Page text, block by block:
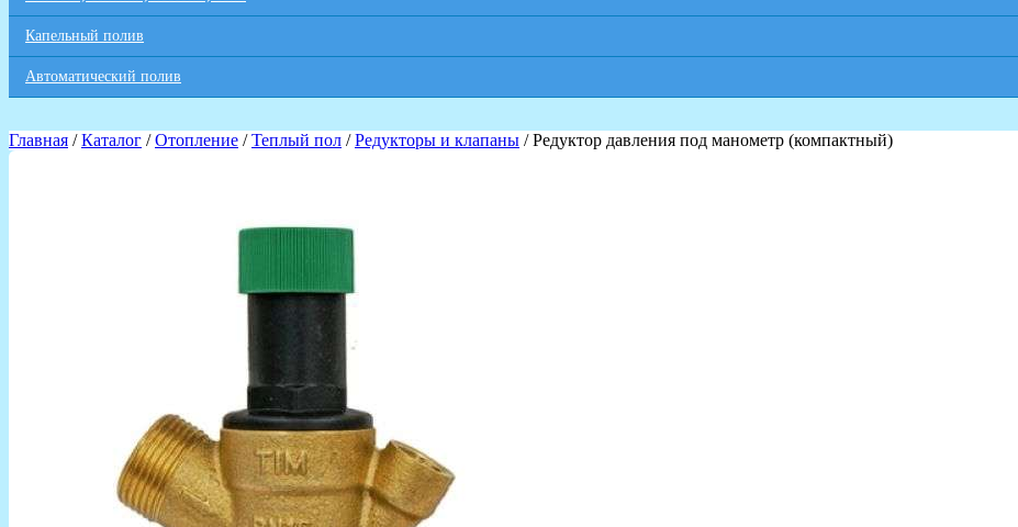
Капельный полив
Автоматический полив
Главная /Каталог /Отопление /Теплый пол /Редукторы и клапаны / Редуктор давления под манометр (компактный)